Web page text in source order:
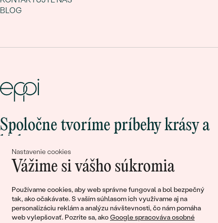
Nastavenie cookies
Vážime si vášho súkromia
Používame cookies, aby web správne fungoval a bol bezpečný
tak, ako očakávate. S vaším súhlasom ich využívame aj na
personalizáciu reklám a analýzu návštevnosti, čo nám pomáha
web vylepšovať. Pozrite sa, akoGoogle spracováva osobné
BLOG
Spoločne tvoríme príbehy krásy a
Pripojte sa k nám!